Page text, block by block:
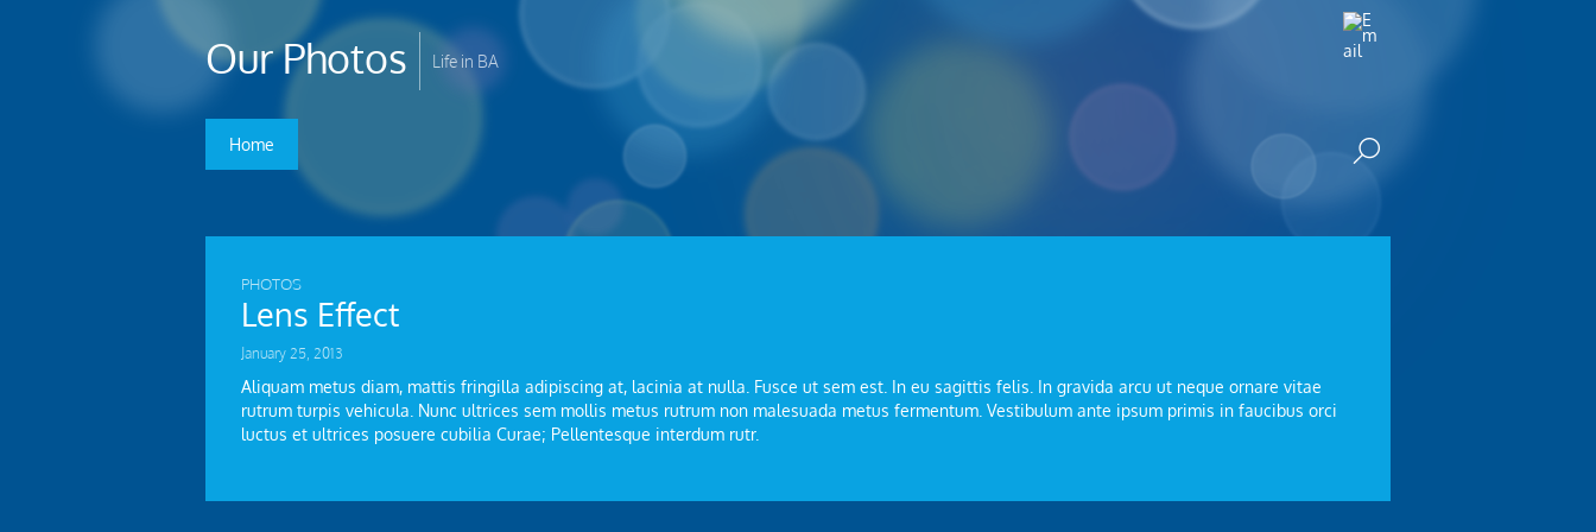
Our Photos Life in BA
Home
PHOTOS
Lens Effect
January 25, 2013
Aliquam metus diam, mattis fringilla adipiscing at, lacinia at nulla. Fusce ut sem est. In eu sagittis felis. In gravida arcu ut neque ornare vitae
rutrum turpis vehicula. Nunc ultrices sem mollis metus rutrum non malesuada metus fermentum. Vestibulum ante ipsum primis in faucibus orci
luctus et ultrices posuere cubilia Curae; Pellentesque interdum rutr.